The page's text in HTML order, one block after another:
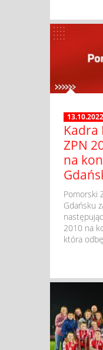
13.10.2022
Kadra
ZPN
na
Pomorski
Gdańsku
2010 na
która